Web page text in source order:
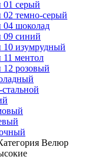
Велюр